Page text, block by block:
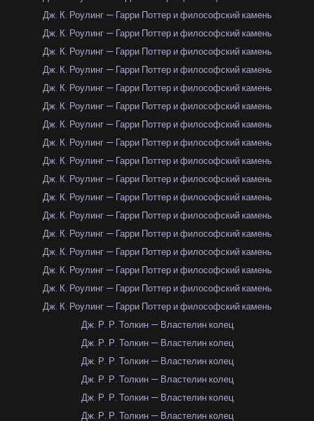
Дж. К. Роулинг — Гарри Поттер и философский камень
Дж. К. Роулинг — Гарри Поттер и философский камень
Дж. К. Роулинг — Гарри Поттер и философский камень
Дж. К. Роулинг — Гарри Поттер и философский камень
Дж. К. Роулинг — Гарри Поттер и философский камень
Дж. К. Роулинг — Гарри Поттер и философский камень
Дж. К. Роулинг — Гарри Поттер и философский камень
Дж. К. Роулинг — Гарри Поттер и философский камень
Дж. К. Роулинг — Гарри Поттер и философский камень
Дж. К. Роулинг — Гарри Поттер и философский камень
Дж. К. Роулинг — Гарри Поттер и философский камень
Дж. К. Роулинг — Гарри Поттер и философский камень
Дж. К. Роулинг — Гарри Поттер и философский камень
Дж. К. Роулинг — Гарри Поттер и философский камень
Дж. К. Роулинг — Гарри Поттер и философский камень
Дж. К. Роулинг — Гарри Поттер и философский камень
Дж. К. Роулинг — Гарри Поттер и философский камень
Дж. Р. Р. Толкин — Властелин колец
Дж. Р. Р. Толкин — Властелин колец
Дж. Р. Р. Толкин — Властелин колец
Дж. Р. Р. Толкин — Властелин колец
Дж. Р. Р. Толкин — Властелин колец
Дж. Р. Р. Толкин — Властелин колец